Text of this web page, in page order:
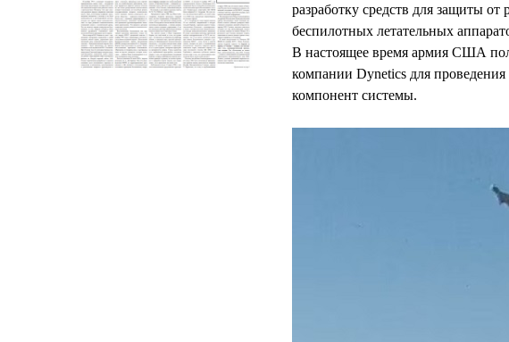
разработку средств для защиты
беспилотных летательных
В настоящее время армия США
компании Dynetics для
компонент системы.